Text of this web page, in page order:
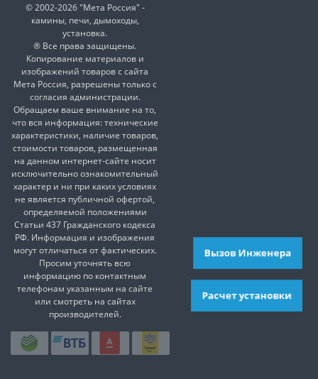
© 2002-2026 "Мета Россия" -
камины, печи, дымоходы,
установка.
® Все права защищены.
Копирование материалов и
изображений товаров с сайта
Мета Россия, разрешены только с
согласия администрации.
Обращаем ваше внимание на то,
что вся информация: технические
характеристики, наличие товаров,
стоимости товаров, размещенная
на данном интернет-сайте носит
исключительно ознакомительный
характер и ни при каких условиях
не является публичной офертой,
определяемой положениями
Статьи 437 Гражданского кодекса
РФ. Информация и изображения
могут отличаться от фактических.
Просим уточнять всю
информацию по контактным
телефонам указанным на сайте
или смотреть на сайтах
производителей.
Расчет установки
Вызов Инженера